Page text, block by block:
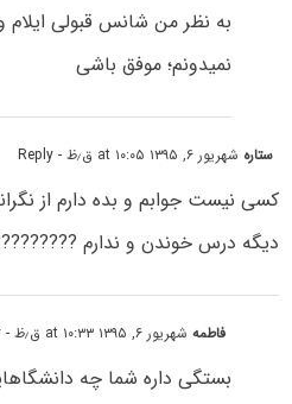
به نظر من شانس قبولی ایلام
نمیدونم؛ موفق باشی
ستاره شهریور ۶, ۱۳۹۵ at ۱۰:۰۵ ق٫ظ - Reply
کسی نیست جوابم و بده دارم از
دیگه درس خوندن و ندارم
فاطمهشهریور ۶, ۱۳۹۵ at ۱۰:۳۳ ق٫ظ - Reply
بستگی داره شما چه